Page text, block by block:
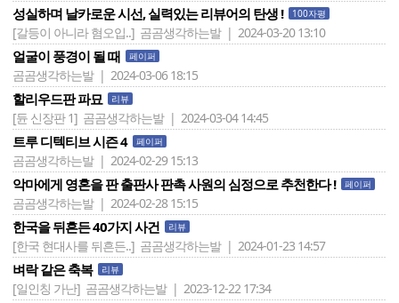
성실하며 날카로운 시선, 실력있는 리뷰어의 탄생 ! 100자평
[갈등이 아니라 혐오입..] 곰곰생각하는발 | 2024-03-20 13:10
얼굴이 풍경이 될 때 페이퍼
곰곰생각하는발 | 2024-03-06 18:15
할리우드판 파묘 리뷰
[듄 신장판 1] 곰곰생각하는발 | 2024-03-04 14:45
트루 디텍티브 시즌 4 페이퍼
곰곰생각하는발 | 2024-02-29 15:13
악마에게 영혼을 판 출판사 판촉 사원의 심정으로 추천한다 ! 페이퍼
곰곰생각하는발 | 2024-02-28 15:15
한국을 뒤흔든 40가지 사건 리뷰
[한국 현대사를 뒤흔든..] 곰곰생각하는발 | 2024-01-23 14:57
벼락 같은 축복 리뷰
[일인칭 가난] 곰곰생각하는발 | 2023-12-22 17:34